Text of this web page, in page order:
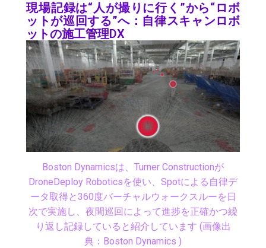
現場記録は“人が撮りに行く”から“ロボ
ットが巡回する”へ：自律スキャンロボ
ットの施工管理DX
Boston Dynamicsは、Turner Constructionが
DroneDeploy Roboticsを使い、Spotによる自律デ
ータ取得と360度バーチャルウォークスルーを日
次で実施し、夜間巡回によって進捗を正確かつ繰
り返し記録していると紹介しています (画像出
典：Boston Dynamics )